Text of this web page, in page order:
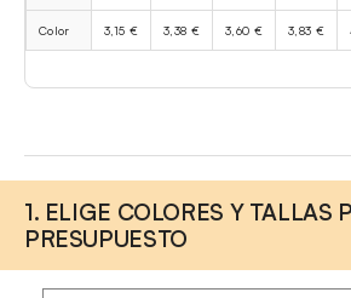
Color 3,15 € 3,38 € 3,60 € 3,83 €
1. ELIGE COLORES Y TALLAS
PRESUPUESTO